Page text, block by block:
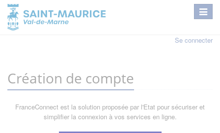
Se connecter
Création de compte
FranceConnect est la solution proposée par l'Etat pour sécuriser et
simplifier la connexion à vos services en ligne.